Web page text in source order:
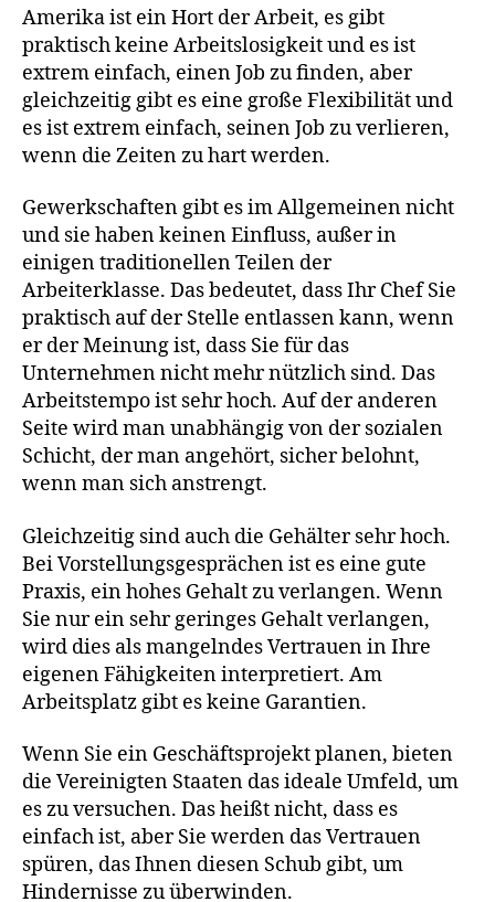
Amerika ist ein Hort der Arbeit, es gibt
praktisch keine Arbeitslosigkeit und es ist
extrem einfach, einen Job zu finden, aber
gleichzeitig gibt es eine große Flexibilität und
es ist extrem einfach, seinen Job zu verlieren,
wenn die Zeiten zu hart werden.
Gewerkschaften gibt es im Allgemeinen nicht
und sie haben keinen Einfluss, außer in
einigen traditionellen Teilen der
Arbeiterklasse. Das bedeutet, dass Ihr Chef Sie
praktisch auf der Stelle entlassen kann, wenn
er der Meinung ist, dass Sie für das
Unternehmen nicht mehr nützlich sind. Das
Arbeitstempo ist sehr hoch. Auf der anderen
Seite wird man unabhängig von der sozialen
Schicht, der man angehört, sicher belohnt,
wenn man sich anstrengt.
Gleichzeitig sind auch die Gehälter sehr hoch.
Bei Vorstellungsgesprächen ist es eine gute
Praxis, ein hohes Gehalt zu verlangen. Wenn
Sie nur ein sehr geringes Gehalt verlangen,
wird dies als mangelndes Vertrauen in Ihre
eigenen Fähigkeiten interpretiert. Am
Arbeitsplatz gibt es keine Garantien.
Wenn Sie ein Geschäftsprojekt planen, bieten
die Vereinigten Staaten das ideale Umfeld, um
es zu versuchen. Das heißt nicht, dass es
einfach ist, aber Sie werden das Vertrauen
spüren, das Ihnen diesen Schub gibt, um
Hindernisse zu überwinden.